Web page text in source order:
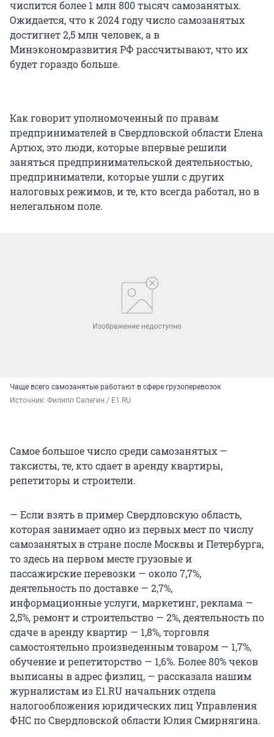
числится более 1 млн 800 тысяч самозанятых.
Ожидается, что к 2024 году число самозанятых
достигнет 2,5 млн человек, а в
Минэкономразвития РФ рассчитывают, что их
будет гораздо больше.
Как говорит уполномоченный по правам
предпринимателей в Свердловской области Елена
Артюх, это люди, которые впервые решили
заняться предпринимательской деятельностью,
предприниматели, которые ушли с других
налоговых режимов, и те, кто всегда работал, но в
нелегальном поле.
Чаще всего самозанятые работают в сфере грузоперевозок
Источник: Филипп Сапегин / E1.RU
Самое большое число среди самозанятых —
таксисты, те, кто сдает в аренду квартиры,
репетиторы и строители.
— Если взять в пример Свердловскую область,
которая занимает одно из первых мест по числу
самозанятых в стране после Москвы и Петербурга,
то здесь на первом месте грузовые и
пассажирские перевозки — около 7,7%,
деятельность по доставке — 2,7%,
информационные услуги, маркетинг, реклама —
2,5%, ремонт и строительство — 2%, деятельность по
сдаче в аренду квартир — 1,8%, торговля
самостоятельно произведенным товаром — 1,7%,
обучение и репетиторство — 1,6%. Более 80% чеков
выписаны в адрес физлиц, — рассказала нашим
журналистам из E1.RU начальник отдела
налогообложения юридических лиц Управления
ФНС по Свердловской области Юлия Смирнягина.